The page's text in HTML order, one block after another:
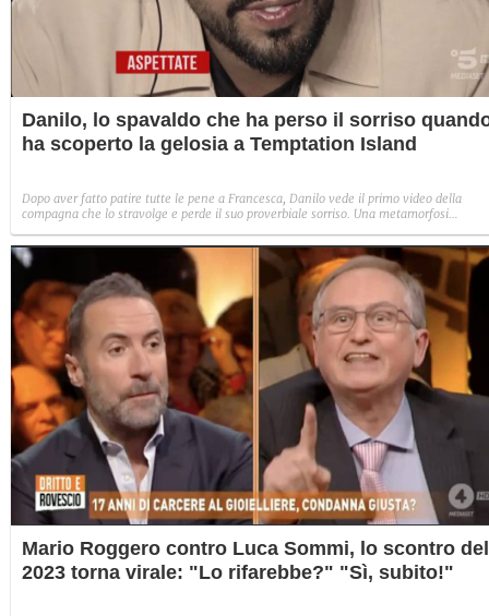
Danilo, lo spavaldo che ha perso il sorriso
ha scoperto la gelosia a Temptation Island
Dopo aver fatto patire tutte le pene a Francesca, Danilo vede il primo video della
compagna che lo stravolge e perde il suo proverbiale sorriso. Una metamorfosi
Mario Roggero contro Luca Sommi, lo scontro del
2023 torna virale: "Lo rifarebbe?" "Sì, subito!"